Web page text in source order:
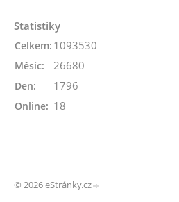
Statistiky
Online: 18
Celkem: 1093530
Měsíc: 26680
Den: 1796
© 2026 eStránky.cz